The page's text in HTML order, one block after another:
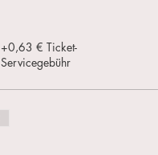
+0,63 € Ticket-
Servicegebühr